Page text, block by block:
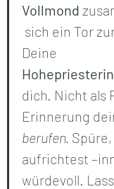
Vollmond
sich ein Tor
Deine
dich. Nicht als
Erinnerung
berufen.
aufrichtest
würdevoll.